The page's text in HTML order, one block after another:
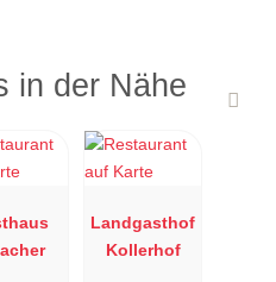
in der Nähe
Landgasthof
Kollerhof